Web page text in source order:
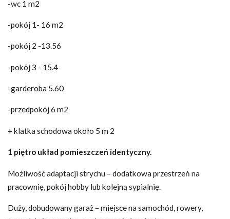
-wc 1 m2
-pokój 1- 16 m2
-pokój 2 -13.56
-pokój 3 - 15.4
-garderoba 5.60
-przedpokój 6 m2
+ klatka schodowa około 5 m 2
1 piętro układ pomieszczeń identyczny.
Możliwość adaptacji strychu – dodatkowa przestrzeń na
pracownię, pokój hobby lub kolejną sypialnię.
Duży, dobudowany garaż – miejsce na samochód, rowery,